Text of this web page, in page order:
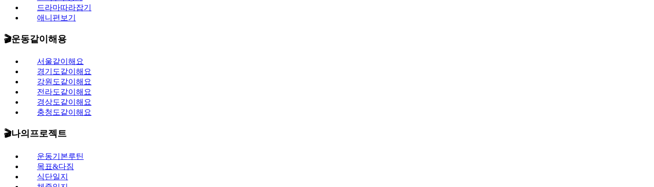
드라마따라잡기
애니편보기
🎬운동같이해용​
서울같이해요
경기도같이해요
강원도같이해요
전라도같이해요
경상도같이해요
충청도같이해요
🎬나의프로젝트
운동기본루틴
목표&다짐
식단일지